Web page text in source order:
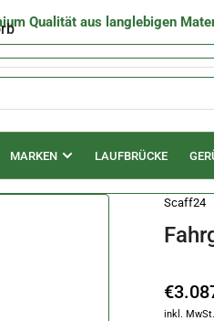
Qualität aus langlebigen
MARKEN LAUFBRÜCKE
Scaff24
Preis
inkl. MwSt.
Ihr Warenkorb ist leer